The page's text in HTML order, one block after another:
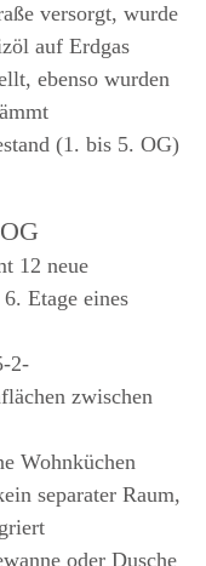
versorgt, wurde
auf Erdgas
ebenso wurden
(1. bis 5. OG)
12 neue
Etage eines
2-
zwischen
Wohnküchen
separater Raum,
oder Dusche